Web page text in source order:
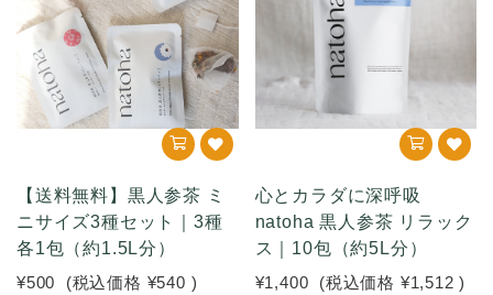
【送料無料】黒人参茶 ミ
ニサイズ3種セット｜3種
各1包（約1.5L分）
¥500
(税込価格 ¥540 )
心とカラダに深呼吸
natoha 黒人参茶 リラック
ス｜10包（約5L分）
¥1,400
(税込価格 ¥1,512 )